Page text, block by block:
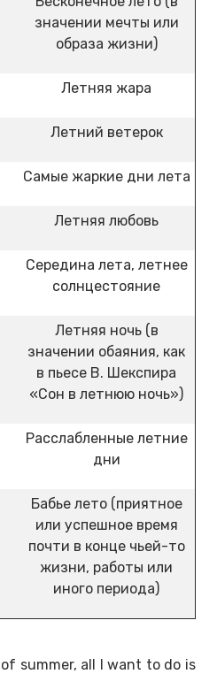
значении мечты или
образа жизни)
Летняя жара
Летний ветерок
Самые жаркие дни лета
Летняя любовь
Середина лета, летнее
солнцестояние
Летняя ночь (в
значении обаяния, как
в пьесе В. Шекспира
«Сон в летнюю ночь»)
Расслабленные летние
дни
Бабье лето (приятное
или успешное время
почти в конце чьей-то
жизни, работы или
иного периода)
summer, all I want to do is